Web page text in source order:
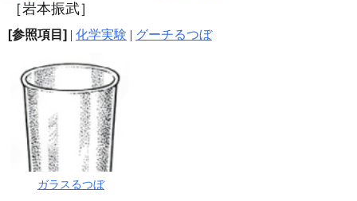
［岩本振武］
[参照項目] | 化学実験 | グーチるつぼ
ガラスるつぼ